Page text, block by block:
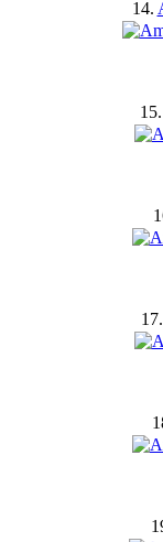
14.
15.
17.